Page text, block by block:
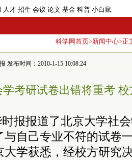
人才 招生 会议 论文 基金 科普 小白鼠
科学网首页>新闻中心>正
发布时间：2010-1-15 10:08:24
考研试卷出错将重考
报报道了北京大学社
自己专业不符的试卷
大学获悉，经校方研究